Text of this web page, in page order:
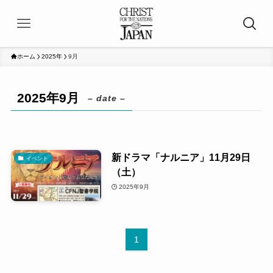
ホーム 2025年 9月
2025年9月 – date –
イベント
新ドラマ「ナルニア」11月29日
（土）
2025年9月
1